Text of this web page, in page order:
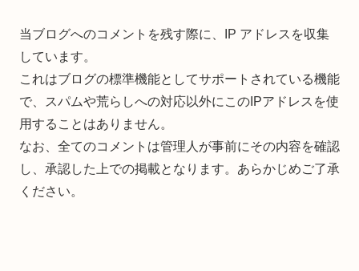
当ブログへのコメントを残す際に、IP アドレスを収集
しています。
これはブログの標準機能としてサポートされている機能
で、スパムや荒らしへの対応以外にこのIPアドレスを使
用することはありません。
なお、全てのコメントは管理人が事前にその内容を確認
し、承認した上での掲載となります。あらかじめご了承
ください。